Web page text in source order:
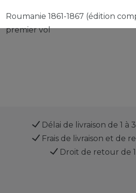
Roumanie 1861-1867 (édition
premier vol
Délai de livraison de 1 à
Frais de livraison et de
Droit de retour de